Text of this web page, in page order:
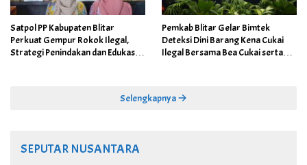
Satpol PP Kabupaten Blitar
Perkuat Gempur Rokok Ilegal,
Strategi Penindakan dan Edukasi
Pemkab Blitar Gelar Bimtek
Deteksi Dini Barang Kena Cukai
Ilegal Bersama Bea Cukai serta
Selengkapnya
SEPUTAR NUSANTARA